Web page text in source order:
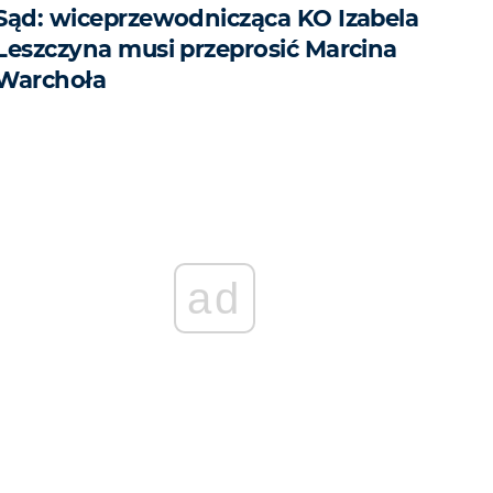
wiceprzewodnicząca KO Izabela
musi przeprosić Marcina
ad